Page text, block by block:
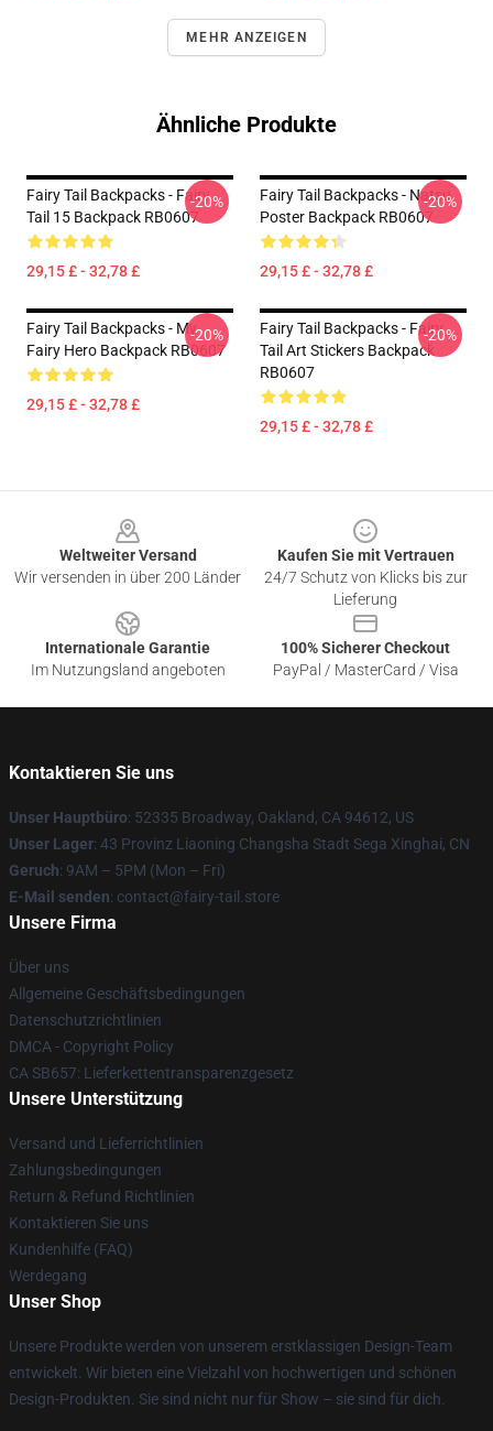
MEHR ANZEIGEN
Ähnliche Produkte
Fairy Tail Backpacks - Fairy
Tail 15 Backpack RB0607
29,15 £ - 32,78 £
-20%
Fairy Tail Backpacks - Natsu
Poster Backpack RB0607
29,15 £ - 32,78 £
-20%
Fairy Tail Backpacks - My
Fairy Hero Backpack RB0607
29,15 £ - 32,78 £
-20%
Fairy Tail Backpacks - Fairy
Tail Art Stickers Backpack
RB0607
29,15 £ - 32,78 £
-20%
Weltweiter Versand
Wir versenden in über 200 Länder
Kaufen Sie mit Vertrauen
24/7 Schutz von Klicks bis zur
Lieferung
Internationale Garantie
Im Nutzungsland angeboten
100% Sicherer Checkout
PayPal / MasterCard / Visa
Kontaktieren Sie uns
Unser Hauptbüro: 52335 Broadway, Oakland, CA 94612, US
Unser Lager: 43 Provinz Liaoning Changsha Stadt Sega Xinghai, CN
Geruch: 9AM – 5PM (Mon – Fri)
E-Mail senden: contact@fairy-tail.store
Unsere Firma
Über uns
Allgemeine Geschäftsbedingungen
Datenschutzrichtlinien
DMCA - Copyright Policy
CA SB657: Lieferkettentransparenzgesetz
Unsere Unterstützung
Versand und Lieferrichtlinien
Zahlungsbedingungen
Return & Refund Richtlinien
Kontaktieren Sie uns
Kundenhilfe (FAQ)
Werdegang
Unser Shop
Unsere Produkte werden von unserem erstklassigen Design-Team
entwickelt. Wir bieten eine Vielzahl von hochwertigen und schönen
Design-Produkten. Sie sind nicht nur für Show – sie sind für dich.